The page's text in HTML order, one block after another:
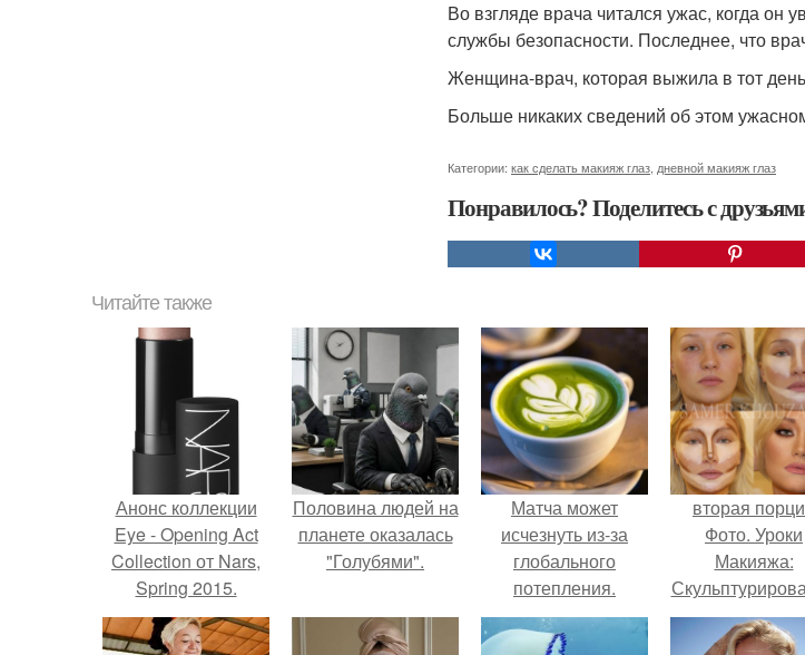
Во взгляде врача читался ужас, когда он
службы безопасности. Последнее, что
Женщина-врач, которая выжила в тот
Больше никаких сведений об этом
Категории: как сделать макияж глаз дневной макияж глаз
Понравилось? Поделитесь с
Читайте также
Анонс коллекции
Eye - Opening Act
Collection от Nars,
Spring 2015.
Половина людей на
планете оказалась
"Голубями".
Матча может
исчезнуть из-за
глобального
потепления.
вторая
Фото. Уроки
Макияжа:
лица в
условиях.